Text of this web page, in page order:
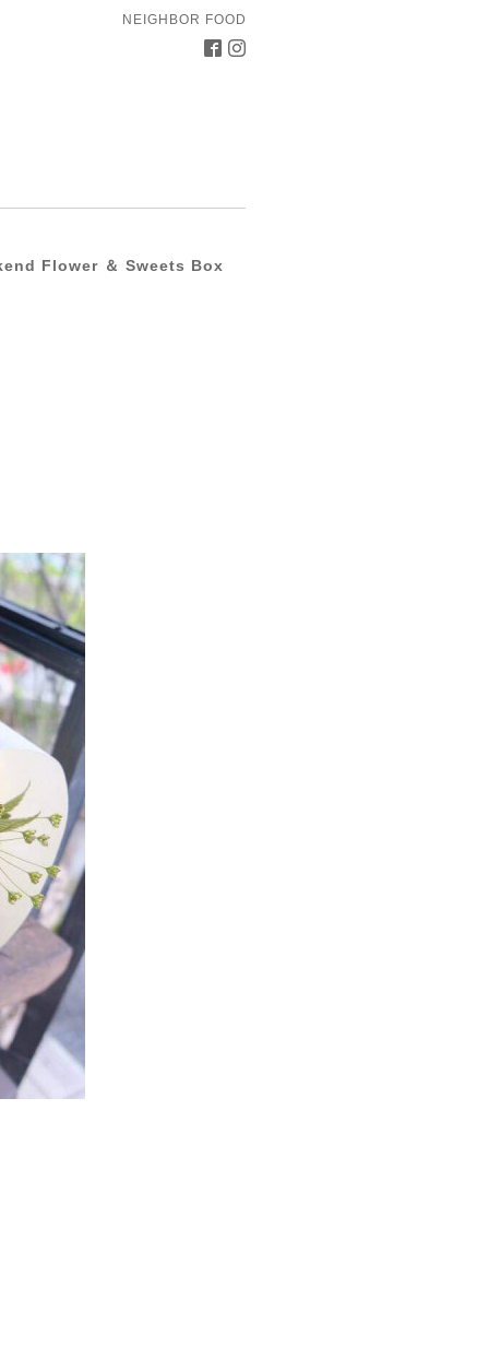
NEIGHBOR FOOD
Flower ＆ Sweets Box